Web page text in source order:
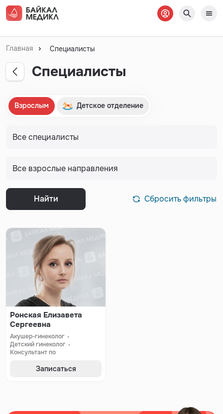
Главная Специалисты
Специалисты
Взрослым Детское отделение
Найти Сбросить фильтры
Ронская Елизавета
Сергеевна
Акушер-гинеколог
Детский гинеколог
Консультант по
ОнкогинекологЗаписаться